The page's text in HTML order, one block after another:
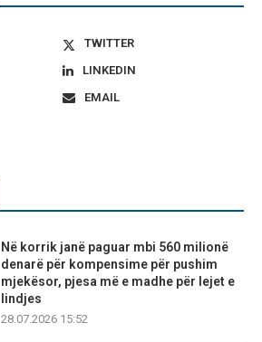
TWITTER
LINKEDIN
EMAIL
Në korrik janë paguar mbi 560 milionë
denarë për kompensime për pushim
mjekësor, pjesa më e madhe për lejet e
lindjes
28.07.2026 15:52